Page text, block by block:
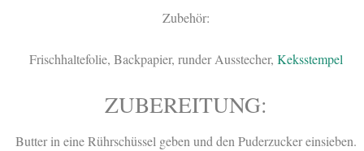
Zubehör:
Frischhaltefolie, Backpapier, runder Ausstecher, Keksstempel
ZUBEREITUNG:
Butter in eine Rührschüssel geben und den Puderzucker einsieben.